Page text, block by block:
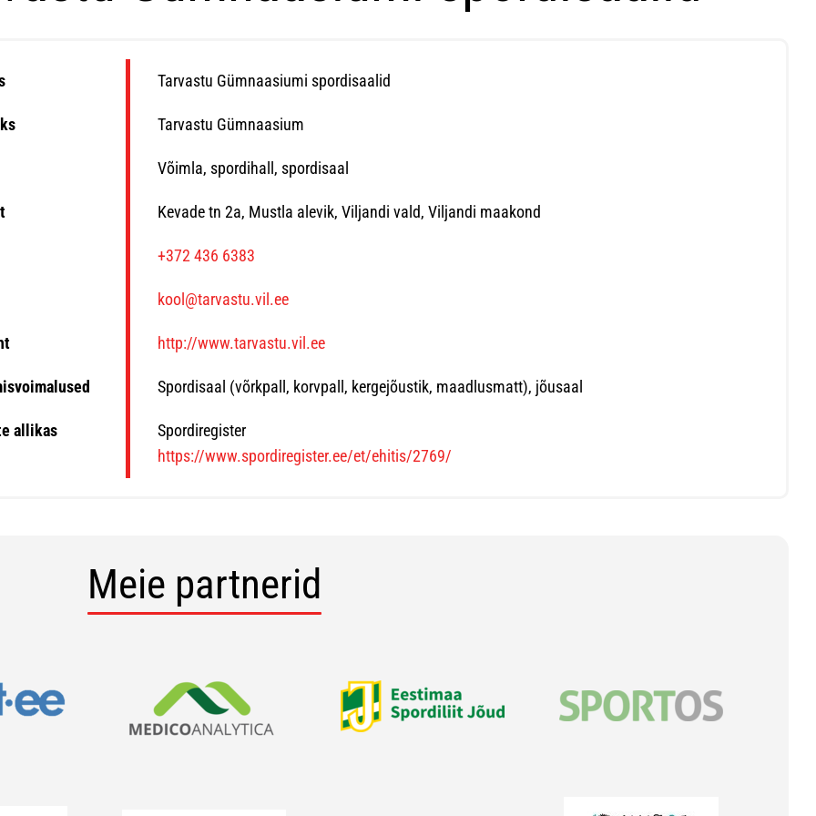
Tarvastu Gümnaasiumi spordisaalid
Tarvastu Gümnaasium
Võimla, spordihall, spordisaal
Kevade tn 2a, Mustla alevik, Viljandi vald, Viljandi maakond
+372 436 6383
kool@tarvastu.vil.ee
http://www.tarvastu.vil.ee
Spordisaal (võrkpall, korvpall, kergejõustik, maadlusmatt), jõusaal
allikas
Spordiregister
https://www.spordiregister.ee/et/ehitis/2769/
Meie partnerid